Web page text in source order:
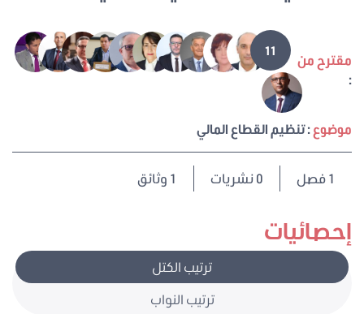
إحصائيات
ترتيب الكتل
ترتيب النواب
مقترح من
:
11
موضوع: تنظيم القطاع المالي
1فصل 0 نشريات 1 وثائق